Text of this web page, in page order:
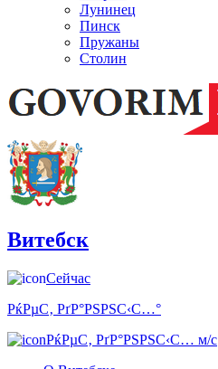
Лунинец
Пинск
Пружаны
Столин
Витебск
Сейчас
РќРµС‚ РґР°РЅРЅС‹С…°
РќРµС‚ РґР°РЅРЅС‹С… м/с